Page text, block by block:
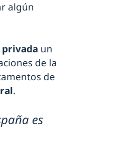
algún
un
de la
de
.
es